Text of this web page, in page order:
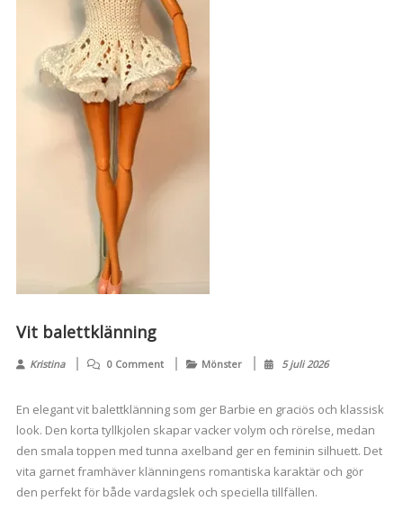
Vit balettklänning
Kristina 0 Comment Mönster 5 juli 2026
En elegant vit balettklänning som ger Barbie en graciös och klassisk
look. Den korta tyllkjolen skapar vacker volym och rörelse, medan
den smala toppen med tunna axelband ger en feminin silhuett. Det
vita garnet framhäver klänningens romantiska karaktär och gör
den perfekt för både vardagslek och speciella tillfällen.